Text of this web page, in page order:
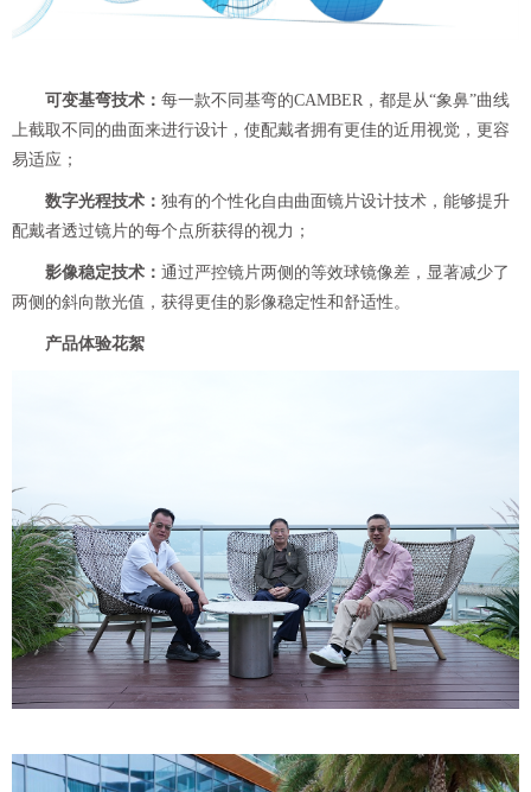
可变基弯技术： 每一款不同基弯的CAMBER，都是从“象鼻”曲线
上截取不同的曲面来进行设计，使配戴者拥有更佳的近用视觉，更容
易适应；
数字光程技术： 独有的个性化自由曲面镜片设计技术，能够提升
配戴者透过镜片的每个点所获得的视力；
影像稳定技术： 通过严控镜片两侧的等效球镜像差，显著减少了
两侧的斜向散光值，获得更佳的影像稳定性和舒适性。
产品体验花絮